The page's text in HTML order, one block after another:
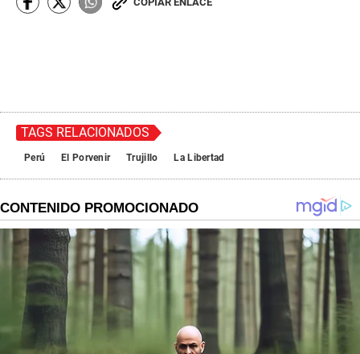
TAGS RELACIONADOS
Perú El Porvenir Trujillo La Libertad